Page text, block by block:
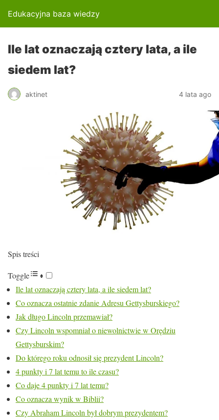
Edukacyjna baza wiedzy
Ile lat oznaczają cztery lata, a ile
siedem lat?
aktinet 4 lata ago
Spis treści
Toggle
Ile lat oznaczają cztery lata, a ile siedem lat?
Co oznacza ostatnie zdanie Adresu Gettysburskiego?
Jak długo Lincoln przemawiał?
Czy Lincoln wspomniał o niewolnictwie w Orędziu
Gettysburskim?
Do którego roku odnosił się prezydent Lincoln?
4 punkty i 7 lat temu to ile czasu?
Co daje 4 punkty i 7 lat temu?
Co oznacza wynik w Biblii?
Czy Abraham Lincoln był dobrym prezydentem?